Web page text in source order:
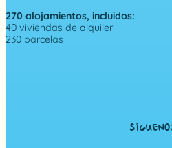
270 alojamientos, incluidos:
40 viviendas de alquiler
230 parcelas